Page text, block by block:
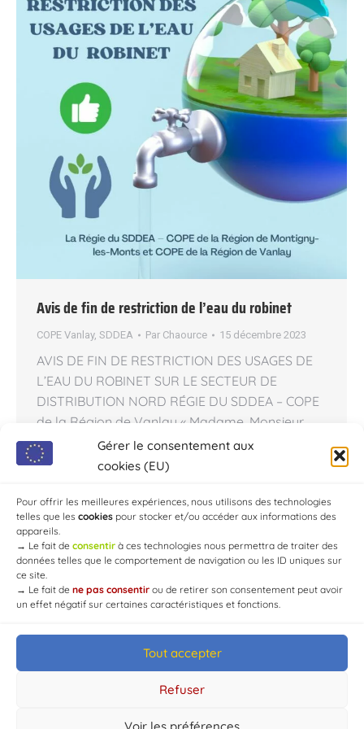
Gérer le consentement aux
cookies (EU)
Pour offrir les meilleures expériences, nous utilisons des technologies
telles que les cookies pour stocker et/ou accéder aux informations des
appareils.
→ Le fait de consentir à ces technologies nous permettra de traiter des
données telles que le comportement de navigation ou les ID uniques sur
ce site.
→ Le fait de ne pas consentir ou de retirer son consentement peut avoir
un effet négatif sur certaines caractéristiques et fonctions.
Tout accepter
Refuser
Voir les préférences
Avis de fin de restriction de l’eau du robinet
COPE Vanlay, SDDEA Par Chaource 15 décembre 2023
AVIS DE FIN DE RESTRICTION DES USAGES DE
L’EAU DU ROBINET SUR LE SECTEUR DE
DISTRIBUTION NORD RÉGIE DU SDDEA – COPE
de la Région de Vanlay « Madame, Monsieur,
Nous vous avions informé qu’une restriction des
usages de l’eau du robinet avait été demandée
citées ci-dessus. Plusieurs…
© Mairie de Chaource [2004-2024] | Tous droits réservés.
Developed byWEB3-DESIGN